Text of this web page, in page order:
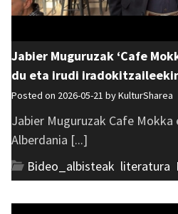
Jabier Muguruzak ‘Cafe
du eta irudi
Posted on 2026-05-21 byKulturSharea
Jabier Muguruzak Cafe
Alberdania [...]
Bideo_albisteak literatura